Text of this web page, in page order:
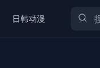
日韩动漫